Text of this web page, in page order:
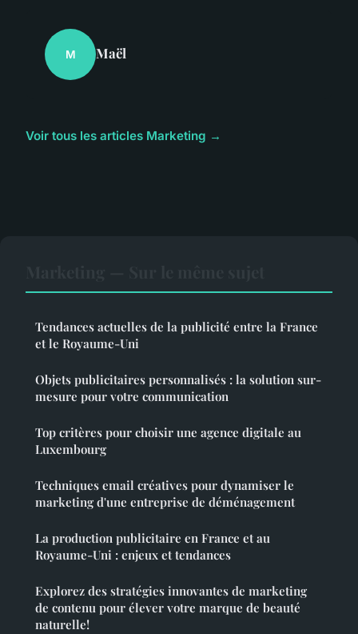
M Maël
Voir tous les articles Marketing →
Tendances actuelles de la publicité entre la France
et le Royaume-Uni
Objets publicitaires personnalisés : la solution sur-
mesure pour votre communication
Top critères pour choisir une agence digitale au
Luxembourg
Techniques email créatives pour dynamiser le
marketing d'une entreprise de déménagement
La production publicitaire en France et au
Royaume-Uni : enjeux et tendances
Explorez des stratégies innovantes de marketing
de contenu pour élever votre marque de beauté
naturelle!